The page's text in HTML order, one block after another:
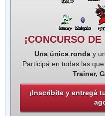
¡CONCURSO
Una única ronday
Participá en todas las
Trainer,
¡Inscribite y entregá